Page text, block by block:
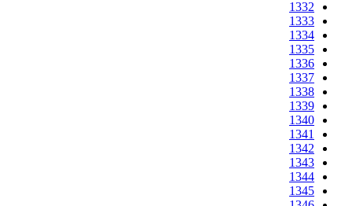
1332
1333
1334
1335
1336
1337
1338
1339
1340
1341
1342
1343
1344
1345